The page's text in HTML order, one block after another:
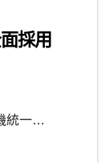
採用
統一…